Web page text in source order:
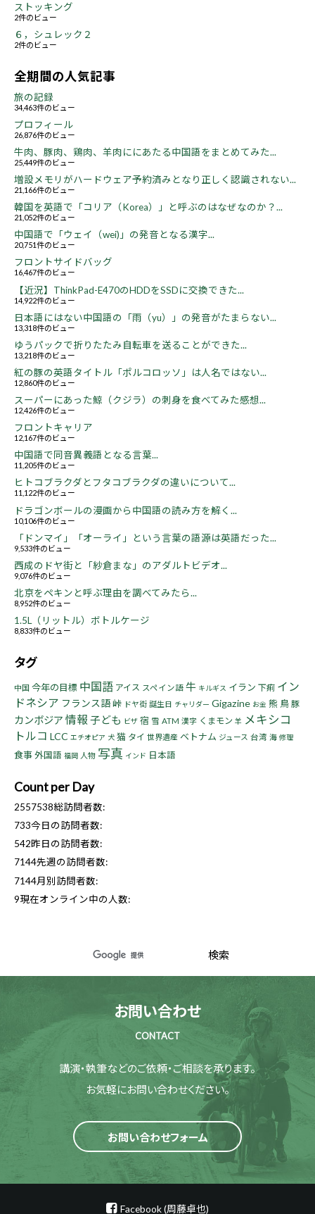
ストッキング
2件のビュー
６，シュレック２
2件のビュー
全期間の人気記事
旅の記録
34,463件のビュー
プロフィール
26,876件のビュー
牛肉、豚肉、鶏肉、羊肉ににあたる中国語をまとめてみた...
25,449件のビュー
増設メモリがハードウェア予約済みとなり正しく認識されない...
21,166件のビュー
韓国を英語で「コリア（Korea）」と呼ぶのはなぜなのか？...
21,052件のビュー
中国語で「ウェイ（wei)」の発音となる漢字...
20,751件のビュー
フロントサイドバッグ
16,467件のビュー
【近況】ThinkPad-E470のHDDをSSDに交換できた...
14,922件のビュー
日本語にはない中国語の「雨（yu）」の発音がたまらない...
13,318件のビュー
ゆうパックで折りたたみ自転車を送ることができた...
13,218件のビュー
紅の豚の英語タイトル「ポルコロッソ」は人名ではない...
12,860件のビュー
スーパーにあった鯨（クジラ）の刺身を食べてみた感想...
12,426件のビュー
フロントキャリア
12,167件のビュー
中国語で同音異義語となる言葉...
11,205件のビュー
ヒトコブラクダとフタコブラクダの違いについて...
11,122件のビュー
ドラゴンボールの漫画から中国語の読み方を解く...
10,106件のビュー
「ドンマイ」「オーライ」という言葉の語源は英語だった...
9,533件のビュー
西成のドヤ街と「紗倉まな」のアダルトビデオ...
9,076件のビュー
北京をペキンと呼ぶ理由を調べてみたら...
8,952件のビュー
1.5L（リットル）ボトルケージ
8,833件のビュー
タグ
中国 今年の目標 中国語 アイス スペイン語 牛 キルギス イラン 下痢 イン
ドネシア フランス語峠 ドヤ街 誕生日 チャリダー Gigazine お金 熊 鳥 豚
カンボジア 情報 子ども ビザ 宿 雪 ATM 漢字 くまモン 羊 メキシコ
トルコ LCC エチオピア 犬 猫 タイ 世界遺産 ベトナム ジュース 台湾 海 修理
食事 外国語 福岡 人物 写真 インド 日本語
Count per Day
2557538総訪問者数:
733今日の訪問者数:
542昨日の訪問者数:
7144先週の訪問者数:
7144月別訪問者数:
9現在オンライン中の人数:
お問い合わせ
CONTACT
講演・執筆などのご依頼・ご相談を承ります。
お気軽にお問い合わせください。
お問い合わせフォーム
Facebook (周藤卓也)